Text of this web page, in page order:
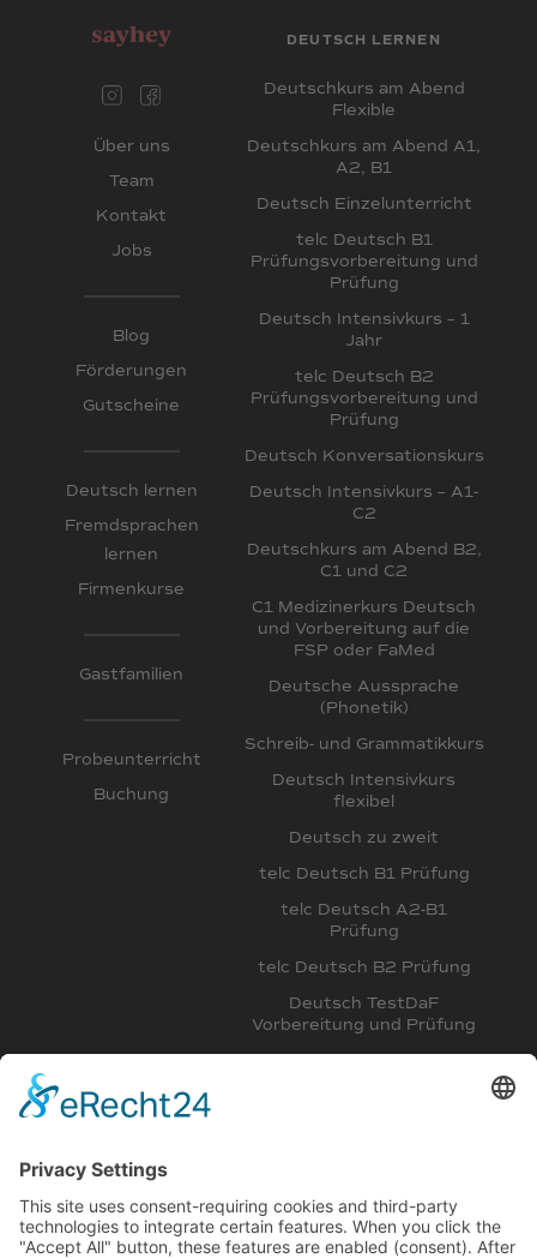
Über uns
Team
Kontakt
Jobs
Blog
Förderungen
Gutscheine
Deutsch lernen
Fremdsprachen
lernen
Firmenkurse
Gastfamilien
Probeunterricht
Buchung
DEUTSCH LERNEN
Deutschkurs am Abend
Flexible
Deutschkurs am Abend A1,
A2, B1
Deutsch Einzelunterricht
telc Deutsch B1
Prüfungsvorbereitung und
Prüfung
Deutsch Intensivkurs – 1
Jahr
telc Deutsch B2
Prüfungsvorbereitung und
Prüfung
Deutsch Konversationskurs
Deutsch Intensivkurs – A1-
C2
Deutschkurs am Abend B2,
C1 und C2
C1 Medizinerkurs Deutsch
und Vorbereitung auf die
FSP oder FaMed
Deutsche Aussprache
(Phonetik)
Schreib- und Grammatikkurs
Deutsch Intensivkurs
flexibel
Deutsch zu zweit
telc Deutsch B1 Prüfung
telc Deutsch A2-B1
Prüfung
telc Deutsch B2 Prüfung
Deutsch TestDaF
Vorbereitung und Prüfung
Deutschkurs am Abend A1,
A2, B1 für Aupairs